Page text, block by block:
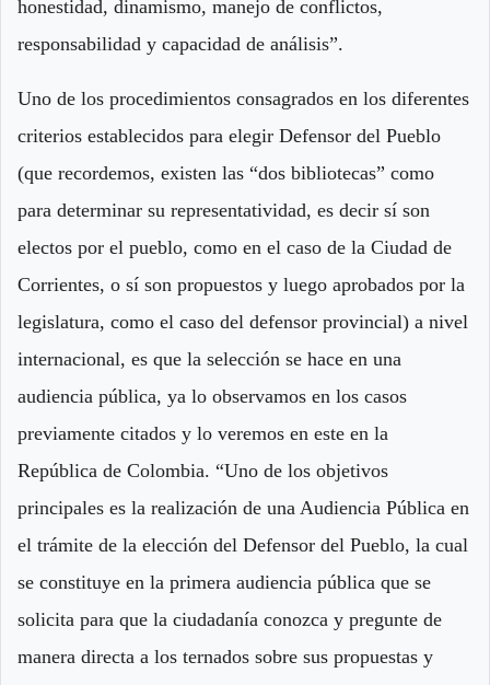
honestidad, dinamismo, manejo de conflictos,
responsabilidad y capacidad de análisis”.
Uno de los procedimientos consagrados en los diferentes
criterios establecidos para elegir Defensor del Pueblo
(que recordemos, existen las “dos bibliotecas” como
para determinar su representatividad, es decir sí son
electos por el pueblo, como en el caso de la Ciudad de
Corrientes, o sí son propuestos y luego aprobados por la
legislatura, como el caso del defensor provincial) a nivel
internacional, es que la selección se hace en una
audiencia pública, ya lo observamos en los casos
previamente citados y lo veremos en este en la
República de Colombia. “Uno de los objetivos
principales es la realización de una Audiencia Pública en
el trámite de la elección del Defensor del Pueblo, la cual
se constituye en la primera audiencia pública que se
solicita para que la ciudadanía conozca y pregunte de
manera directa a los ternados sobre sus propuestas y